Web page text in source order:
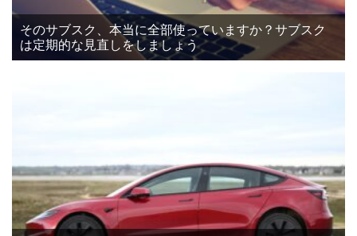
そのサブスク、本当に全部使っていますか？サブスク
は定期的な見直しをしましょう